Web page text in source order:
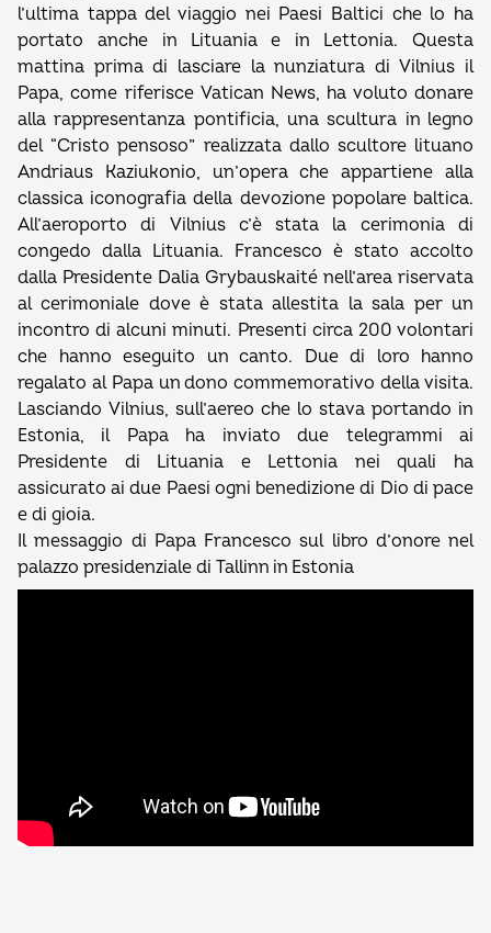
l’ultima tappa del viaggio nei Paesi Baltici che lo ha
portato anche in Lituania e in Lettonia. Questa
mattina prima di lasciare la nunziatura di Vilnius il
Papa, come riferisce Vatican News, ha voluto donare
alla rappresentanza pontificia, una scultura in legno
del “Cristo pensoso” realizzata dallo scultore lituano
Andriaus Kaziukonio, un’opera che appartiene alla
classica iconografia della devozione popolare baltica.
All’aeroporto di Vilnius c’è stata la cerimonia di
congedo dalla Lituania. Francesco è stato accolto
dalla Presidente Dalia Grybauskaité nell’area riservata
al cerimoniale dove è stata allestita la sala per un
incontro di alcuni minuti. Presenti circa 200 volontari
che hanno eseguito un canto. Due di loro hanno
regalato al Papa un dono commemorativo della visita.
Lasciando Vilnius, sull’aereo che lo stava portando in
Estonia, il Papa ha inviato due telegrammi ai
Presidente di Lituania e Lettonia nei quali ha
assicurato ai due Paesi ogni benedizione di Dio di pace
e di gioia.
Il messaggio di Papa Francesco sul libro d’onore nel
palazzo presidenziale di Tallinn in Estonia